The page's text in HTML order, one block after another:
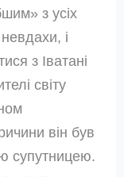
з усіх
і
з Іватані
світу
він був
супутницею.